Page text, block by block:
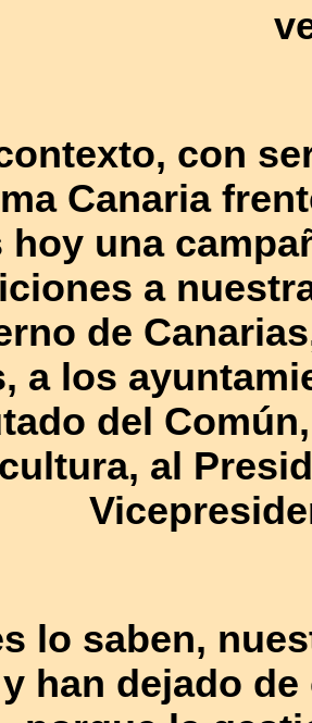
con
Canaria
hoy una
a
de
a los
del
al
lo saben,
han dejado